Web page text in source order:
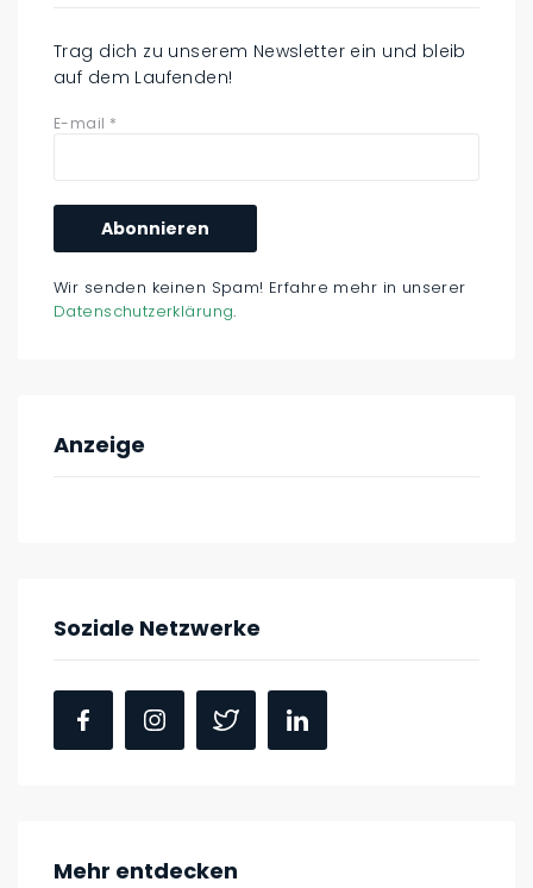
Trag dich zu unserem Newsletter ein und bleib
auf dem Laufenden!
E-mail *
Wir senden keinen Spam! Erfahre mehr in unserer
Datenschutzerklärung.
Anzeige
Soziale Netzwerke
Mehr entdecken